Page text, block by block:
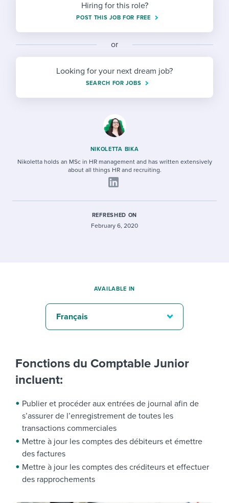
Developing & retaining people
Ensuring compliance
Finding and attracting people
Establishing an employer brand
Digitizing work processes
Candidate/employee experiences
Onboarding checklists
Step-by-step tutorials
HR terms
Workable Academy
Pay & benefits
Overall career resources
Hiring for this role?
POST THIS JOB FOR FREE
or
Looking for your next dream job?
SEARCH FOR JOBS
NIKOLETTA BIKA
Nikoletta holds an MSc in HR management and has written extensively
about all things HR and recruiting.
REFRESHED ON
February 6, 2020
Fonctions du Comptable Junior
incluent:
Publier et procéder aux entrées de journal afin de
s’assurer de l’enregistrement de toutes les
transactions commerciales
Mettre à jour les comptes des débiteurs et émettre
des factures
Mettre à jour les comptes des créditeurs et effectuer
des rapprochements
AVAILABLE IN
Français